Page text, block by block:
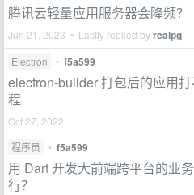
腾讯云轻量应用服务器会降频？
Jun 21, 2023 • Lastly replied byrealpg
Electron • f5a599
electron-builder 打包后的应用
程
Oct 27, 2022
程序员
• f5a599
用 Dart 开发大前端跨平台的业
行？